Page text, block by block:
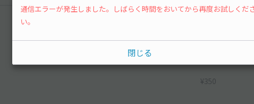
¥350
通信エラーが発生しました。しばらく時間をおいてから再度お試しくだ
い。
閉じる